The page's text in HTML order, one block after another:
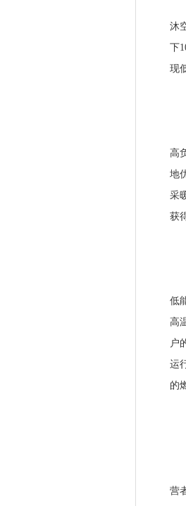
沐
下
现
高
地
采
获
低
高
户
运
的
营